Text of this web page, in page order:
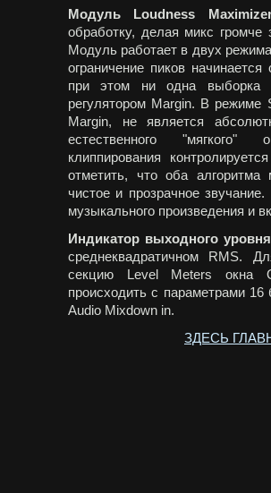
Модуль
Loudness
обработку, делая микс громче
Модуль работает в двух
ограничение пиков
при этом ни одна выборка
регулятором Margin. В режиме
Margin, не является
естественного "мягкого"
клиппирования
отметить, что оба
чистое и прозрачное
музыкального произведения и
Индикатор выходного
среднеквадратичном RMS.
секцию Level Meters окна
происходить с параметрами
Audio Mixdown in.
ЗДЕСЬ